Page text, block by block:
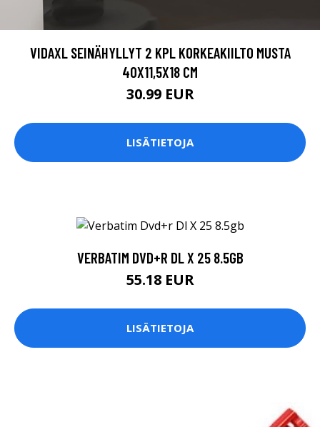
VIDAXL SEINÄHYLLYT 2 KPL KORKEAKIILTO MUSTA
40X11,5X18 CM
30.99 EUR
LISÄTIETOJA
VERBATIM DVD+R DL X 25 8.5GB
55.18 EUR
LISÄTIETOJA